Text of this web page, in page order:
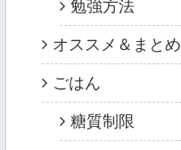
勉強方法
オススメ＆まとめ
ごはん
糖質制限